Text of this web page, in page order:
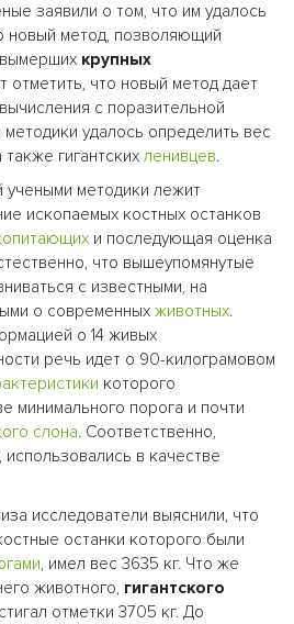
заявили о том, что им удалось
новый метод, позволяющий
крупных
отметить, что новый метод дает
с поразительной
удалось определить вес
также гигантских ленивцев.
методики лежит
ископаемых костных останков
и последующая оценка
что вышеупомянутые
с известными, на
о современных животных.
о 14 живых
речь идет о 90-килограмовом
которого
минимального порога и почти
слона. Соответственно,
в качестве
исследователи выяснили, что
останки которого были
, имел вес 3635 кг. Что же
животного, гигантского
отметки 3705 кг. До